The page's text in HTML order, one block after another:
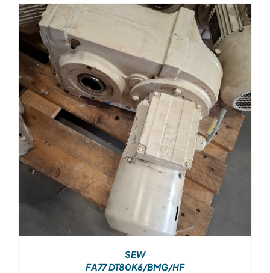
SEW
FA77 DT80K6/BMG/HF